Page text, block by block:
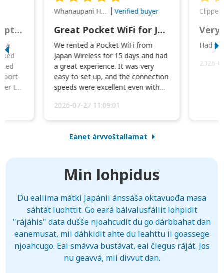
This was wonderful option to a family of four. Everything worked smoothly.
a
to
Whanaupani Henry Joseph Macown Verified buyer
Great Pocket WiFi for Japan Travel
We rented a Pocket WiFi from
Japan Wireless for 15 days and had
a great experience. It was very
easy to set up, and the connection
speeds were excellent even with
2026-07-27 11:09:01
Very
Had
2026-
Eanet árvvoštallamat
Min lohpidus
Du eallima mátki Japánii ánssáša oktavuođa masa
sáhtát luohttit. Go eará bálvalusfállit lohpidit
"rájáhis" data dušše njoahcudit du go dárbbahat dan
eanemusat, mii dáhkidit ahte du leahttu ii goassege
njoahcugo. Eai smávva bustávat, eai čiegus ráját. Jos
nu geavvá, mii divvut dan.